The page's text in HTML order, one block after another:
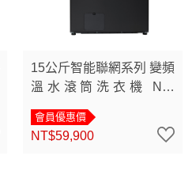
15公斤智能聯網系列 變頻
溫水滾筒洗衣機 NA-
會員優惠價
NT$59,900